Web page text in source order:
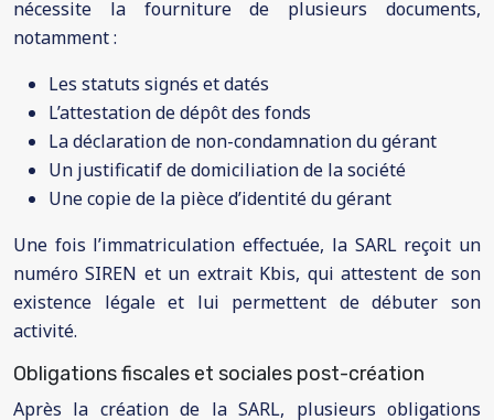
nécessite la fourniture de plusieurs documents,
notamment :
Les statuts signés et datés
L’attestation de dépôt des fonds
La déclaration de non-condamnation du gérant
Un justificatif de domiciliation de la société
Une copie de la pièce d’identité du gérant
Une fois l’immatriculation effectuée, la SARL reçoit un
numéro SIREN et un extrait Kbis, qui attestent de son
existence légale et lui permettent de débuter son
activité.
Obligations fiscales et sociales post-création
Après la création de la SARL, plusieurs obligations